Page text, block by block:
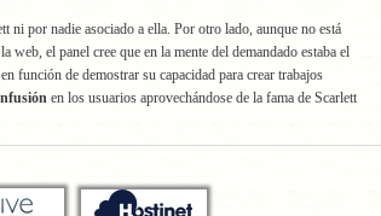
ni por nadie asociado a ella. Por otro lado, aunque no está
web, el panel cree que en la mente del demandado estaba el
función de demostrar su capacidad para crear trabajos
en los usuarios aprovechándose de la fama de Scarlett